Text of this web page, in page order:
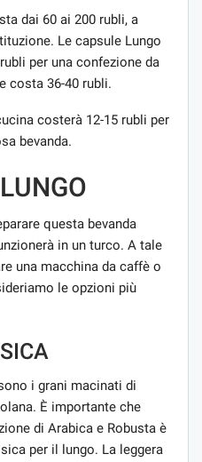
dai 60 ai 200 rubli, a
Le capsule Lungo
per una confezione da
costa 36-40 rubli.
costerà 12-15 rubli per
bevanda.
questa bevanda
in un turco. A tale
una macchina da caffè o
le opzioni più
i grani macinati di
È importante che
di Arabica e Robusta è
per il lungo. La leggera